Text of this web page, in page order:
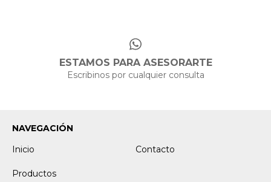
ESTAMOS PARA ASESORARTE
Escribinos por cualquier consulta
NAVEGACIÓN
Inicio
Contacto
Productos